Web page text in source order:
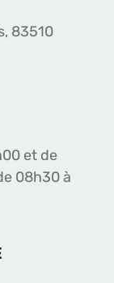
83510
et de
08h30 à